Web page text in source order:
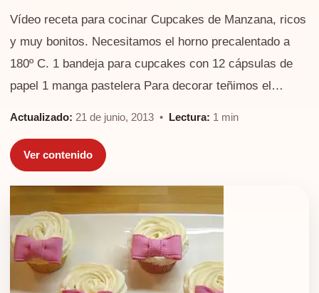
Vídeo receta para cocinar Cupcakes de Manzana, ricos
y muy bonitos. Necesitamos el horno precalentado a
180º C. 1 bandeja para cupcakes con 12 cápsulas de
papel 1 manga pastelera Para decorar teñimos el…
Actualizado: 21 de junio, 2013 • Lectura: 1 min
Ver contenido